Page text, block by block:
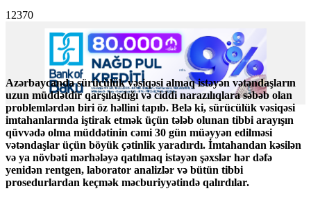
12370
Azərbaycanda sürücülük vəsiqəsi almaq istəyən vətəndaşların
uzun müddətdir qarşılaşdığı və ciddi narazılıqlara səbəb olan
problemlərdən biri öz həllini tapıb. Belə ki, sürücülük vəsiqəsi
imtahanlarında iştirak etmək üçün tələb olunan tibbi arayışın
qüvvədə olma müddətinin cəmi 30 gün müəyyən edilməsi
vətəndaşlar üçün böyük çətinlik yaradırdı. İmtahandan kəsilən
və ya növbəti mərhələyə qatılmaq istəyən şəxslər hər dəfə
yenidən rentgen, laborator analizlər və bütün tibbi
prosedurlardan keçmək məcburiyyətində qalırdılar.